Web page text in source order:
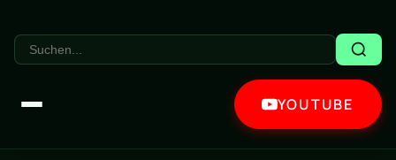
YOUTUBE